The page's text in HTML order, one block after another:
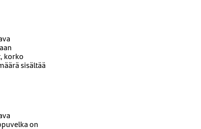
korko
sisältää
on